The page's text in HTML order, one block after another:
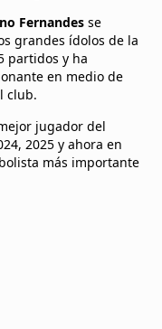
Fernandes se
grandes ídolos de la
partidos y ha
en medio de
club.
jugador del
2025 y ahora en
más importante